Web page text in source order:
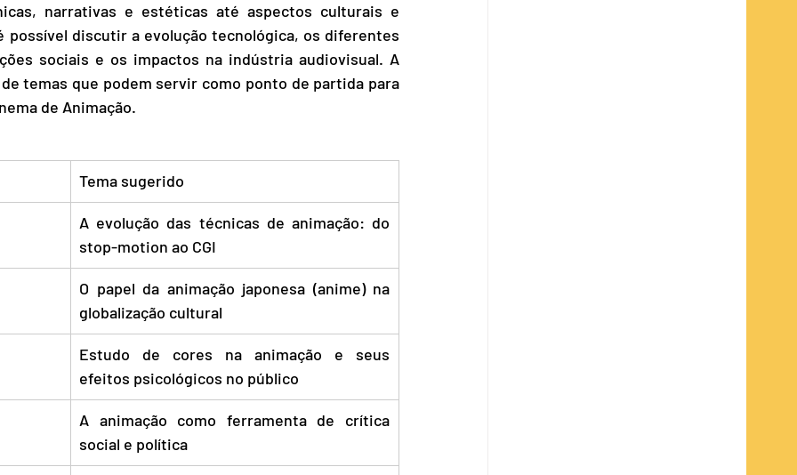
narrativas e estéticas até aspectos culturais e
possível discutir a evolução tecnológica, os diferentes
sociais e os impactos na indústria audiovisual. A
temas que podem servir como ponto de partida para
de Animação.
Tema sugerido
A evolução das técnicas de animação: do
stop-motion ao CGI
O papel da animação japonesa (anime) na
globalização cultural
Estudo de cores na animação e seus
efeitos psicológicos no público
A animação como ferramenta de crítica
social e política